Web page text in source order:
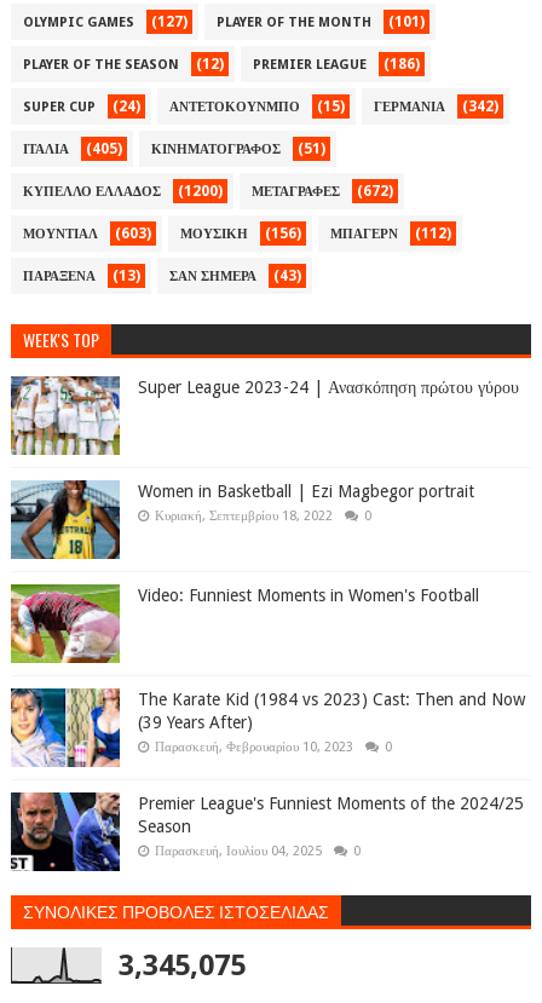
OLYMPIC GAMES (127) PLAYER OF THE MONTH (101)
PLAYER OF THE SEASON (12) PREMIER LEAGUE (186)
SUPER CUP (24) ΑΝΤΕΤΟΚΟΥΝΜΠΟ (15) ΓΕΡΜΑΝΙΑ (342)
ΙΤΑΛΙΑ (405) ΚΙΝΗΜΑΤΟΓΡΑΦΟΣ (51)
ΚΥΠΕΛΛΟ ΕΛΛΑΔΟΣ (1200) ΜΕΤΑΓΡΑΦΕΣ (672)
ΜΟΥΝΤΙΑΛ (603) ΜΟΥΣΙΚΗ (156) ΜΠΑΓΕΡΝ (112)
ΠΑΡΑΞΕΝΑ (13) ΣΑΝ ΣΗΜΕΡΑ (43)
WEEK'S TOP
Super League 2023-24 | Ανασκόπηση πρώτου γύρου
Women in Basketball | Ezi Magbegor portrait
Κυριακή, Σεπτεμβρίου 18, 2022 0
Video: Funniest Moments in Women's Football
The Karate Kid (1984 vs 2023) Cast: Then and Now
(39 Years After)
Παρασκευή, Φεβρουαρίου 10, 2023 0
Premier League's Funniest Moments of the 2024/25
Season
Παρασκευή, Ιουλίου 04, 2025 0
ΣΥΝΟΛΙΚΕΣ ΠΡΟΒΟΛΕΣ ΙΣΤΟΣΕΛΙΔΑΣ
3,345,075